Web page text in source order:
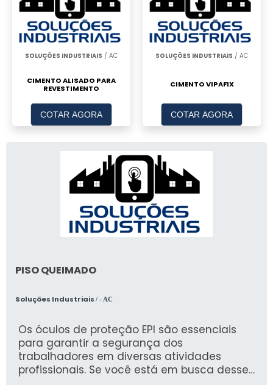
SOLUÇÕES INDUSTRIAIS / AC
CIMENTO ALISADO PARA
REVESTIMENTO
COTAR AGORA
SOLUÇÕES INDUSTRIAIS / AC
CIMENTO VIPAFIX
COTAR AGORA
PISO QUEIMADO
Soluções Industriais / - AC
Os óculos de proteção EPI são essenciais
para garantir a segurança dos
trabalhadores em diversas atividades
profissionais. Se você está em busca desses